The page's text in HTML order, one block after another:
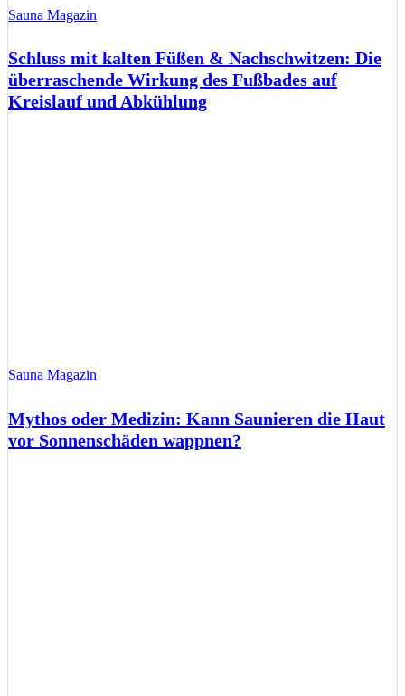
Sauna Magazin
Schluss mit kalten Füßen & Nachschwitzen: Die
überraschende Wirkung des Fußbades auf
Kreislauf und Abkühlung
Sauna Magazin
Mythos oder Medizin: Kann Saunieren die Haut
vor Sonnenschäden wappnen?